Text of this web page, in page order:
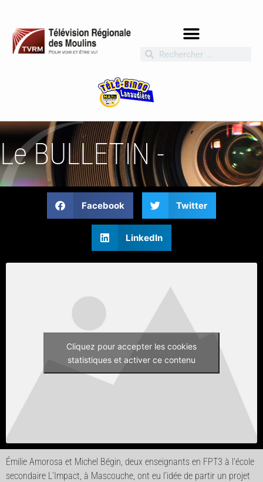
Le BULLETIN -
Facebook Twitter
LinkedIn
Cliquez pour accepter les cookies
statistiques et activer ce contenu
Émilie Amorosa et Michel Bégin, deux enseignants en FPT3 à l’école
secondaire L’Impact, à Mascouche, ont eu l’idée de partir un projet